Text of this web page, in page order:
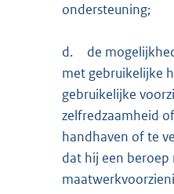
ondersteuning;
d.
de
met gebruikelijke
gebruikelijke
zelfredzaamheid
handhaven of te
dat hij een